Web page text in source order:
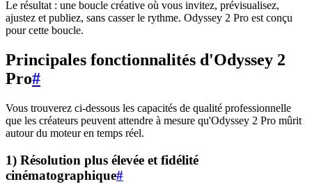
Le résultat : une boucle créative où vous invitez, prévisualisez,
ajustez et publiez, sans casser le rythme. Odyssey 2 Pro est conçu
pour cette boucle.
Principales fonctionnalités d'Odyssey 2
Pro#
Vous trouverez ci-dessous les capacités de qualité professionnelle
que les créateurs peuvent attendre à mesure qu'Odyssey 2 Pro mûrit
autour du moteur en temps réel.
1) Résolution plus élevée et fidélité
cinématographique#